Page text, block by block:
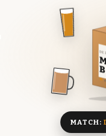
MATCH: